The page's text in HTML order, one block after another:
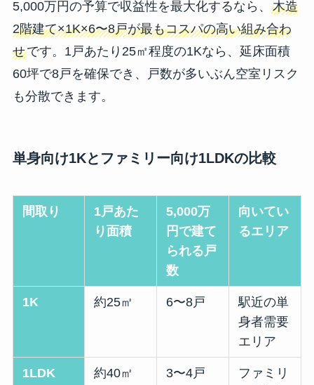
5,000万円の予算で収益性を最大化するなら、 木造
2階建て×1K×6〜8戸が最もコスパの高い組み合わ
せです。1戸あたり25㎡程度の1Kなら、延床面積
60坪で8戸を確保でき、戸数が多いぶん空室リスク
も分散できます。
単身向け1Kとファミリー向け1LDKの比較
間取り
1戸あた
り面積
5,000万
円で建て
られる戸
数
向いてい
るエリア
1K 約25㎡ 6〜8戸
駅近の単
身者需要
エリア
1LDK 約40㎡ 3〜4戸
ファミリ